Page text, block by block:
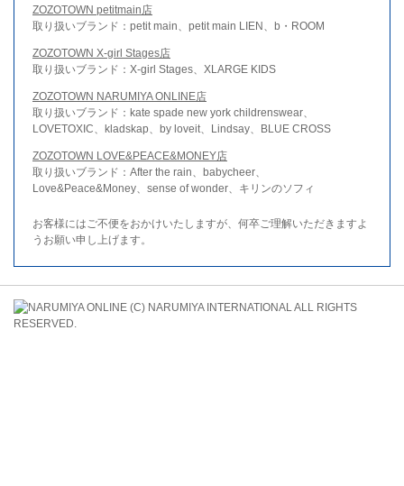
ZOZOTOWN petitmain店
取り扱いブランド：petit main、petit main LIEN、b・ROOM
ZOZOTOWN X-girl Stages店
取り扱いブランド：X-girl Stages、XLARGE KIDS
ZOZOTOWN NARUMIYA ONLINE店
取り扱いブランド：kate spade new york childrenswear、
LOVETOXIC、kladskap、by loveit、Lindsay、BLUE CROSS
ZOZOTOWN LOVE&PEACE&MONEY店
取り扱いブランド：After the rain、babycheer、
Love&Peace&Money、sense of wonder、キリンのソフィ
お客様にはご不便をおかけいたしますが、何卒ご理解いただきますよ
うお願い申し上げます。